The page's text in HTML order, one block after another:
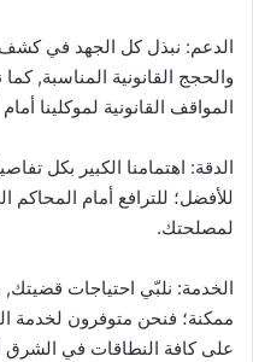
الدعم: نبذل كل الجهد في كشف
والحجج القانونية المناسبة,
المواقف القانونية لموكلينا
الدقة: اهتمامنا الكبير بكل
للأفضل؛ للترافع أمام المحاكم
لمصلحتك.
الخدمة: نلبّي احتياجات
ممكنة؛ فنحن متوفرون لخدمة
على كافة النطاقات في